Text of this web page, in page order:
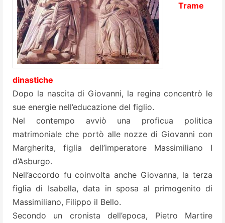
Trame
dinastiche
Dopo la nascita di Giovanni, la regina concentrò le
sue energie nell’educazione del figlio.
Nel contempo avviò una proficua politica
matrimoniale che portò alle nozze di Giovanni con
Margherita, figlia dell’imperatore Massimiliano I
d’Asburgo.
Nell’accordo fu coinvolta anche Giovanna, la terza
figlia di Isabella, data in sposa al primogenito di
Massimiliano, Filippo il Bello.
Secondo un cronista dell’epoca, Pietro Martire